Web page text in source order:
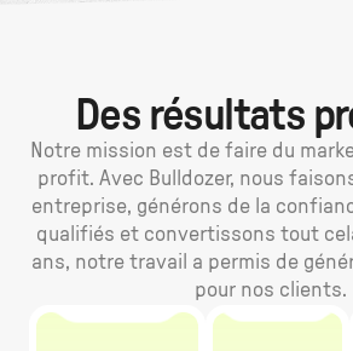
Des résultats
Notre mission est de faire du
profit. Avec Bulldozer, nous
entreprise, générons de la
qualifiés et convertissons tout
ans, notre travail a permis de
pour nos clients.